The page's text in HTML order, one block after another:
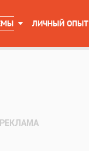
ЛИЧНЫЙ ОПЫТ